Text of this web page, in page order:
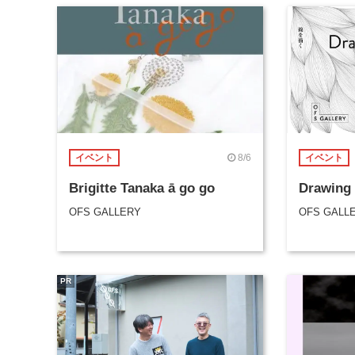
イベント 8/6
Brigitte Tanaka ā go go
OFS GALLERY
イベント
OFS
PR